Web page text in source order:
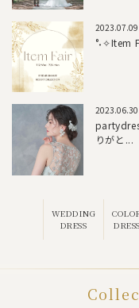
2023.07.09
°˖✧Item
2023.06.30
りがと...
WEDDING
DRESS
DRESS